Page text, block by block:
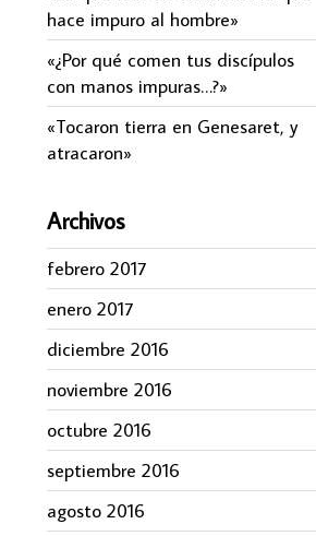
hace impuro al hombre»
«¿Por qué comen tus discípulos
con manos impuras…?»
«Tocaron tierra en Genesaret, y
atracaron»
Archivos
febrero 2017
enero 2017
diciembre 2016
noviembre 2016
octubre 2016
septiembre 2016
agosto 2016